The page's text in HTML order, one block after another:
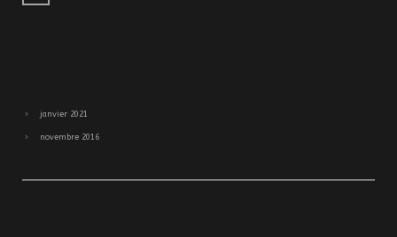
janvier 2021
novembre 2016